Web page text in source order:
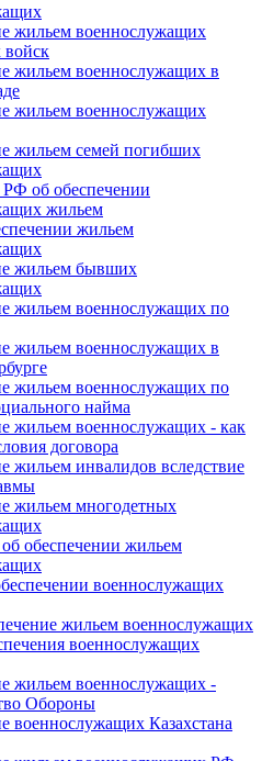
жильем военнослужащих
войск
жильем военнослужащих в
жильем военнослужащих
жильем семей погибших
об обеспечении
жильем
жильем
жильем бывших
жильем военнослужащих по
жильем военнослужащих в
жильем военнослужащих по
найма
жильем военнослужащих - как
договора
жильем инвалидов вследствие
жильем многодетных
обеспечении жильем
военнослужащих
жильем военнослужащих
военнослужащих
жильем военнослужащих -
Обороны
военнослужащих Казахстана